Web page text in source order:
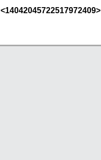
<14042045722517972409>